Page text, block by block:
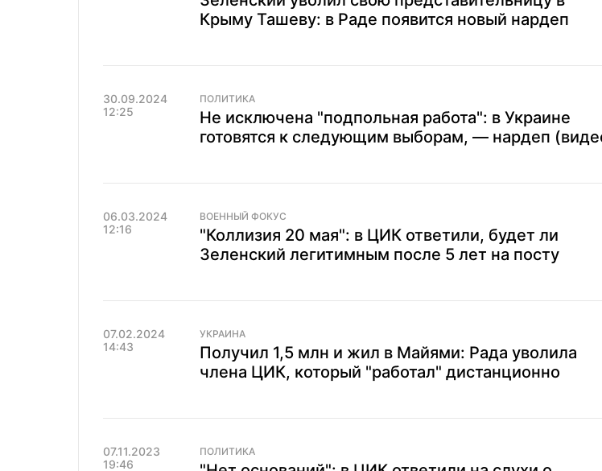
Крыму Ташеву: в Раде появится новый нардеп
30.09.2024
12:25
ПОЛИТИКА
Не исключена "подпольная работа": в Украине
готовятся к следующим выборам, — нардеп
06.03.2024
12:16
ВОЕННЫЙ ФОКУС
"Коллизия 20 мая": в ЦИК ответили, будет ли
Зеленский легитимным после 5 лет на посту
07.02.2024
14:43
УКРАИНА
Получил 1,5 млн и жил в Майями: Рада уволила
члена ЦИК, который "работал" дистанционно
07.11.2023
19:46
ПОЛИТИКА